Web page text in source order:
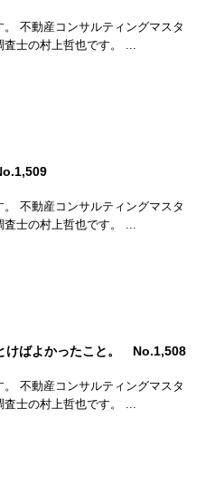
。 不動産コンサルティングマスタ
士の村上哲也です。 ...
。 不動産コンサルティングマスタ
士の村上哲也です。 ...
けばよかったこと。 No.1,508
。 不動産コンサルティングマスタ
士の村上哲也です。 ...